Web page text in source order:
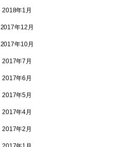
2018年1月
2017年12月
2017年10月
2017年7月
2017年6月
2017年5月
2017年4月
2017年2月